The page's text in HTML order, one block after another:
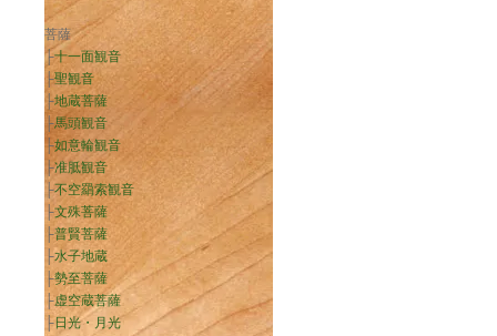
菩薩
├十一面観音
├聖観音
├地蔵菩薩
├馬頭観音
├如意輪観音
├准胝観音
├不空羂索観音
├文殊菩薩
├普賢菩薩
├水子地蔵
├勢至菩薩
├虚空蔵菩薩
├日光・月光